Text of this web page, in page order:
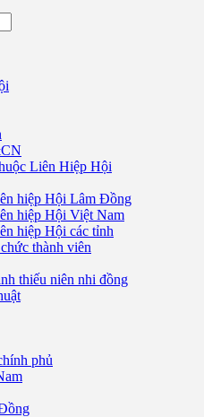
Liên Hiệp Hội
hiệp Hội Lâm Đồng
hiệp Hội Việt Nam
hiệp Hội các tỉnh
thành viên
thiếu niên nhi đồng
phủ